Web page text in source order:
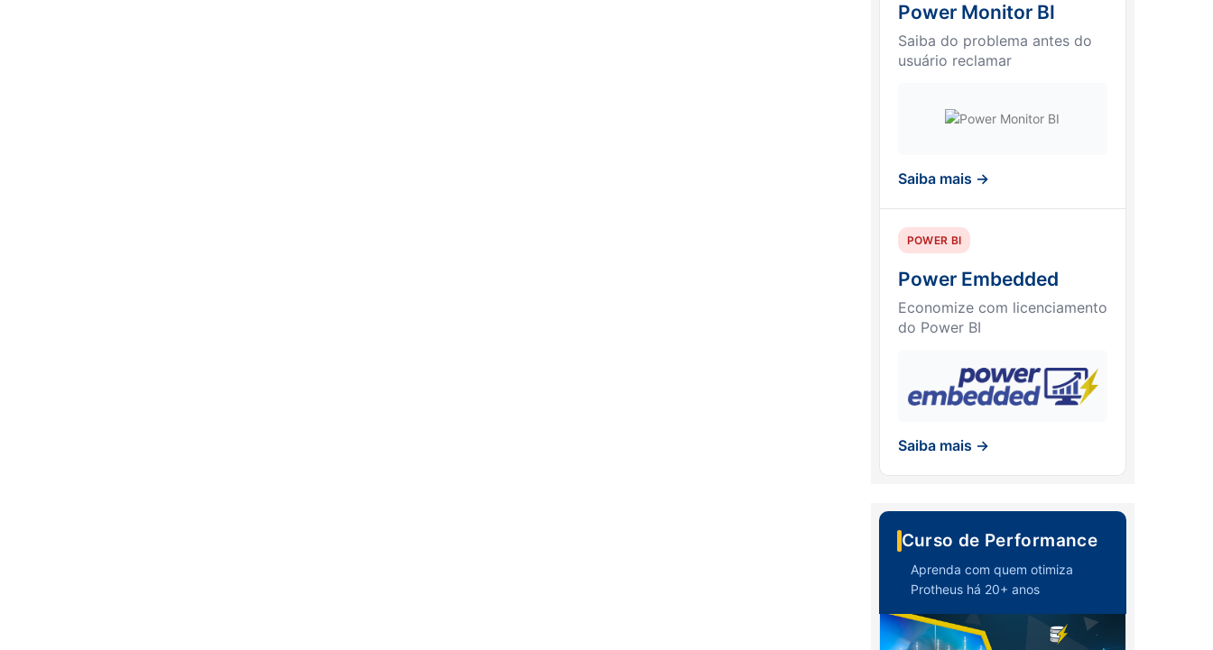
Power Monitor BI
Saiba do problema antes do
usuário reclamar
Saiba mais →
POWER BI
Power Embedded
Economize com licenciamento
do Power BI
Saiba mais →
Curso de Performance
Aprenda com quem otimiza
Protheus há 20+ anos